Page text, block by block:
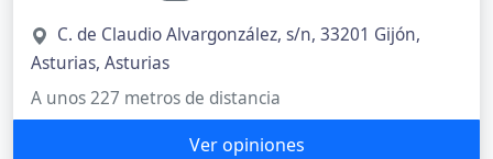
C. de Claudio Alvargonzález, s/n, 33201 Gijón,
Asturias, Asturias
A unos 227 metros de distancia
Ver opiniones